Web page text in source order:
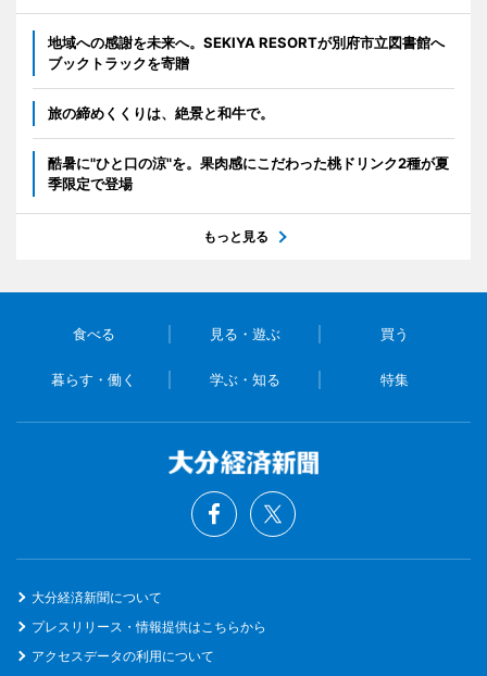
地域への感謝を未来へ。SEKIYA RESORTが別府市立図書館へ
ブックトラックを寄贈
旅の締めくくりは、絶景と和牛で。
酷暑に"ひと口の涼"を。果肉感にこだわった桃ドリンク2種が夏
季限定で登場
もっと見る
食べる 見る・遊ぶ 買う
暮らす・働く 学ぶ・知る 特集
大分経済新聞について
プレスリリース・情報提供はこちらから
アクセスデータの利用について